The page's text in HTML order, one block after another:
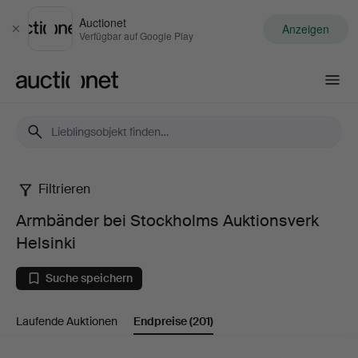
Schließen
Auctionet
Verfügbar auf Google Play Anzeigen
Armbänder
bei
Stockholms
Auktionsverk
Filtrieren
Armbänder bei Stockholms Auktionsverk
Helsinki
Suche speichern
Laufende Auktionen Endpreise(201)